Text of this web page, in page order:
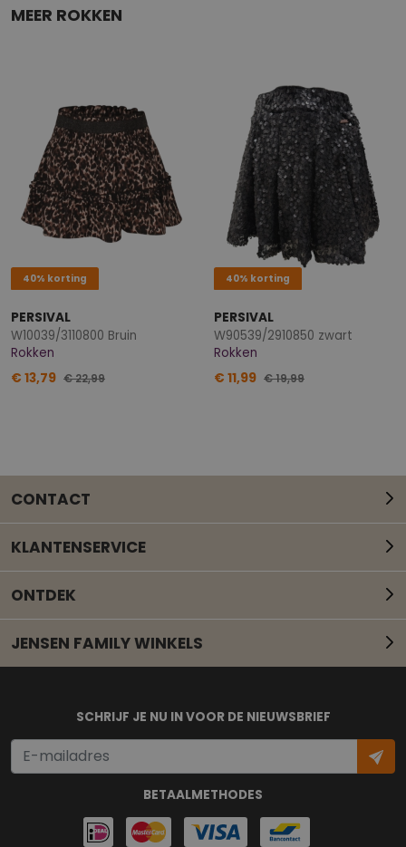
MEER ROKKEN
40% korting
PERSIVAL
W10039/3110800 Bruin
Rokken
€ 13,79 € 22,99
40% korting
PERSIVAL
W90539/2910850 zwart
Rokken
€ 11,99 € 19,99
CONTACT
Mail onze klantenservice
KLANTENSERVICE
ONTDEK
JENSEN FAMILY WINKELS
BETAALMETHODES
SCHRIJF JE NU IN VOOR DE NIEUWSBRIEF